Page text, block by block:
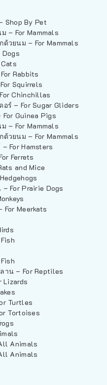
Shop By Pet
– For Mammals
ด้วยนม – For Mammals
Rabbits
Squirrels
Chinchillas
อร์ – For Sugar Gliders
Guinea Pigs
– For Mammals
ด้วยนม – For Mammals
For Hamsters
Ferrets
and Mice
For Prairie Dogs
For Meerkats
าน – For Reptiles
Lizards
Turtles
Tortoises
Animals
Animals